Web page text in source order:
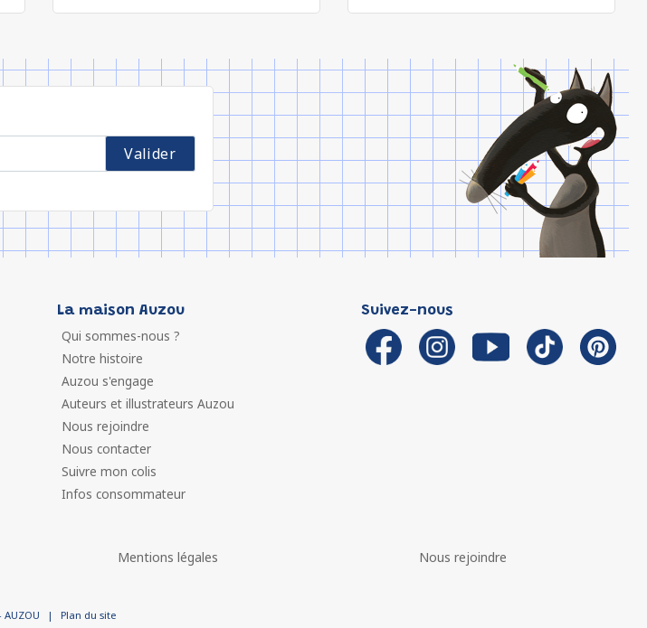
La maison Auzou
Qui sommes-nous ?
Notre histoire
Auzou s'engage
Auteurs et illustrateurs Auzou
Nous rejoindre
Nous contacter
Suivre mon colis
Infos consommateur
Suivez-nous
Mentions légales Nous rejoindre
AUZOU | Plan du site